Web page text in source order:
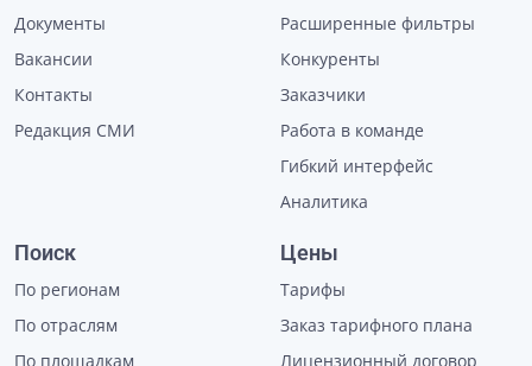
Документы
Вакансии
Контакты
Редакция СМИ
Расширенные фильтры
Конкуренты
Заказчики
Работа в команде
Гибкий интерфейс
Аналитика
Поиск
По регионам
По отраслям
По площадкам
Цены
Тарифы
Заказ тарифного плана
Лицензионный договор